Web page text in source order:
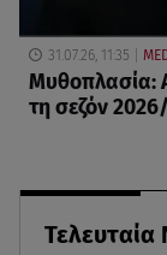
Τελευταία
31.07.26, 11:35
Μυθοπλασία:
τη σεζόν